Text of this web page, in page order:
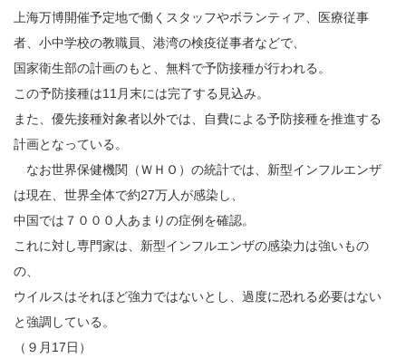
上海万博開催予定地で働くスタッフやボランティア、医療従事
者、小中学校の教職員、港湾の検疫従事者などで、
国家衛生部の計画のもと、無料で予防接種が行われる。
この予防接種は11月末には完了する見込み。
また、優先接種対象者以外では、自費による予防接種を推進する
計画となっている。
なお世界保健機関（ＷＨＯ）の統計では、新型インフルエンザ
は現在、世界全体で約27万人が感染し、
中国では７０００人あまりの症例を確認。
これに対し専門家は、新型インフルエンザの感染力は強いもの
の、
ウイルスはそれほど強力ではないとし、過度に恐れる必要はない
と強調している。
（９月17日）